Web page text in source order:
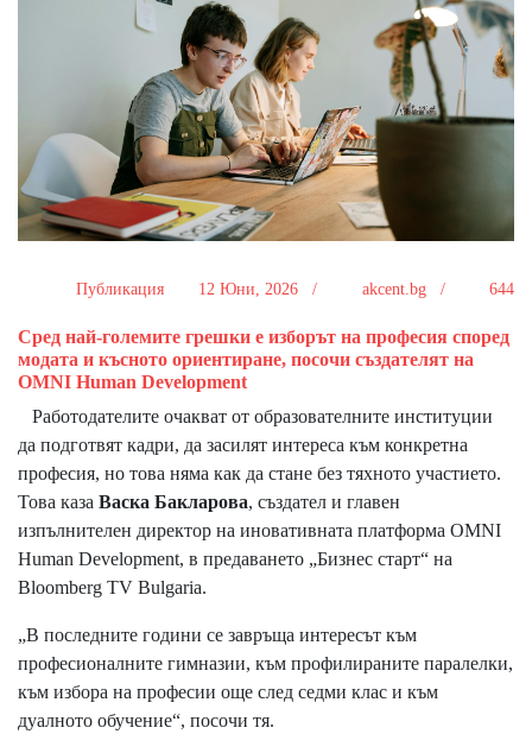
Публикация 12 Юни, 2026 / akcent.bg / 644
Сред най-големите грешки е изборът на професия според
модата и късното ориентиране, посочи създателят на
OMNI Human Development
Работодателите очакват от образователните институции
да подготвят кадри, да засилят интереса към конкретна
професия, но това няма как да стане без тяхното участието.
Това каза Васка Бакларова, създател и главен
изпълнителен директор на иновативната платформа OMNI
Human Development, в предаването „Бизнес старт“ на
Bloomberg TV Bulgaria.
„В последните години се завръща интересът към
професионалните гимназии, към профилираните паралелки,
към избора на професии още след седми клас и към
дуалното обучение“, посочи тя.